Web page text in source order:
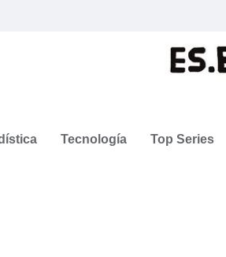
Tecnología Top Series